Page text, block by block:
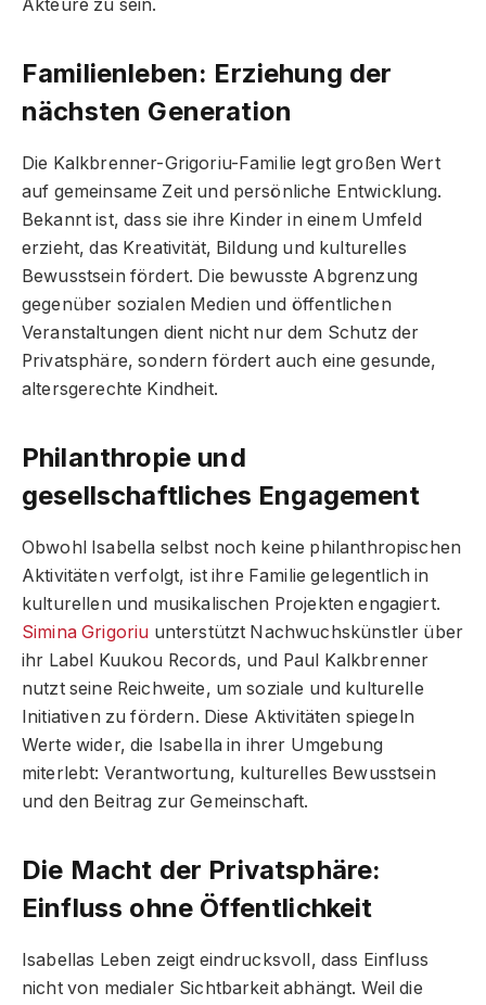
Akteure zu sein.
Familienleben: Erziehung der
nächsten Generation
Die Kalkbrenner-Grigoriu-Familie legt großen Wert
auf gemeinsame Zeit und persönliche Entwicklung.
Bekannt ist, dass sie ihre Kinder in einem Umfeld
erzieht, das Kreativität, Bildung und kulturelles
Bewusstsein fördert. Die bewusste Abgrenzung
gegenüber sozialen Medien und öffentlichen
Veranstaltungen dient nicht nur dem Schutz der
Privatsphäre, sondern fördert auch eine gesunde,
altersgerechte Kindheit.
Philanthropie und
gesellschaftliches Engagement
Obwohl Isabella selbst noch keine philanthropischen
Aktivitäten verfolgt, ist ihre Familie gelegentlich in
kulturellen und musikalischen Projekten engagiert.
Simina Grigoriu unterstützt Nachwuchskünstler über
ihr Label Kuukou Records, und Paul Kalkbrenner
nutzt seine Reichweite, um soziale und kulturelle
Initiativen zu fördern. Diese Aktivitäten spiegeln
Werte wider, die Isabella in ihrer Umgebung
miterlebt: Verantwortung, kulturelles Bewusstsein
und den Beitrag zur Gemeinschaft.
Die Macht der Privatsphäre:
Einfluss ohne Öffentlichkeit
Isabellas Leben zeigt eindrucksvoll, dass Einfluss
nicht von medialer Sichtbarkeit abhängt. Weil die